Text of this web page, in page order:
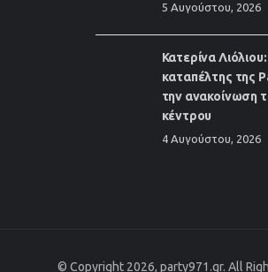
5 Αυγούστου, 2026
Κατερίνα
καταπέλτης της
την ανακοίνωση
κέντρου
4 Αυγούστου, 2026
© Copyright 2026, party971.gr. All